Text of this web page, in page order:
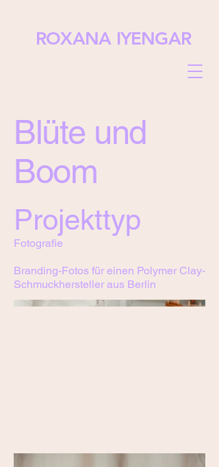
ROXANA IYENGAR
Blüte und
Boom
Projekttyp
Fotografie
Branding-Fotos für einen Polymer Clay-
Schmuckhersteller aus Berlin